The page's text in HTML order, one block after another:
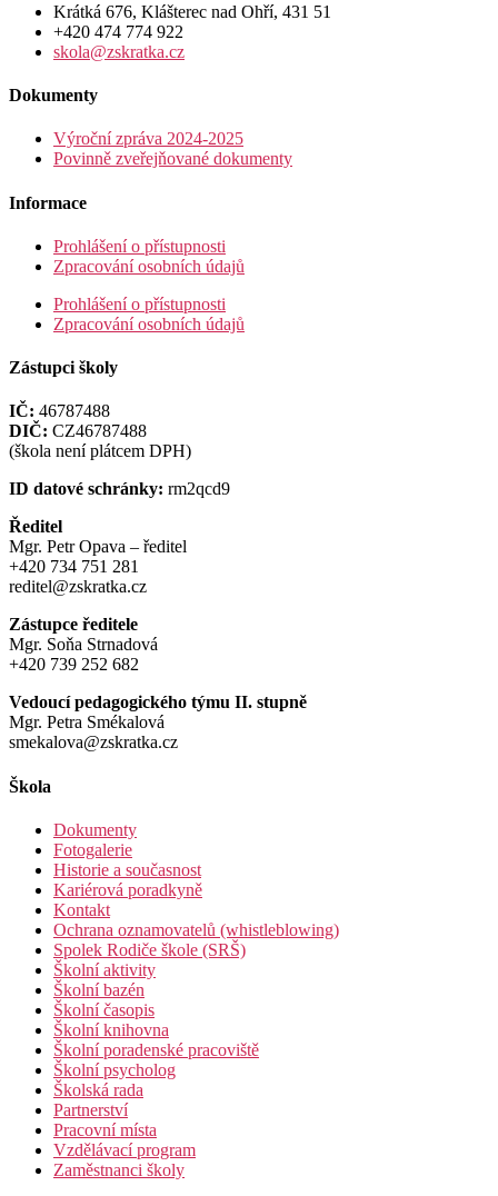
Krátká 676, Klášterec nad Ohří, 431 51
+420 474 774 922
skola@zskratka.cz
Dokumenty
Výroční zpráva 2024-2025
Povinně zveřejňované dokumenty
Informace
Prohlášení o přístupnosti
Zpracování osobních údajů
Prohlášení o přístupnosti
Zpracování osobních údajů
Zástupci školy
IČ: 46787488
DIČ: CZ46787488
(škola není plátcem DPH)
ID datové schránky: rm2qcd9
Ředitel
Mgr. Petr Opava – ředitel
+420 734 751 281
reditel@zskratka.cz
Zástupce ředitele
Mgr. Soňa Strnadová
+420 739 252 682
Vedoucí pedagogického týmu II. stupně
Mgr. Petra Smékalová
smekalova@zskratka.cz
Škola
Dokumenty
Fotogalerie
Historie a současnost
Kariérová poradkyně
Kontakt
Ochrana oznamovatelů (whistleblowing)
Spolek Rodiče škole (SRŠ)
Školní aktivity
Školní bazén
Školní časopis
Školní knihovna
Školní poradenské pracoviště
Školní psycholog
Školská rada
Partnerství
Pracovní místa
Vzdělávací program
Zaměstnanci školy